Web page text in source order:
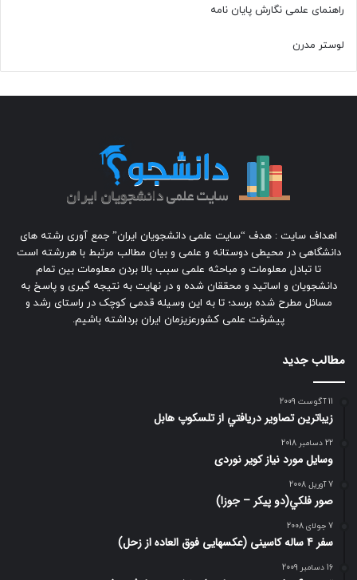
راهنمای علمی نگارش پایان نامه
لوستر مدرن
اهداف سایت : هدف “سایت علمی دانشجویان ایران” جمع آوری رشته های
دانشگاهی در محیطی دوستانه و علمی و بیان مطالب مرتبط با هررشته است
تا تبادل معلومات و مباحثه علمی سبب بالا بردن معلومات بین تمام
دانشجویان و اساتید و محققان شده و در نهایت به نتیجه گیری و پاسخ به
مسائل مطرح شده برسد؛ تا به این وسیله قدمی کوچک در راستای رشد و
پیشرفت علمی کشورعزیزمان ایران برداشته باشیم.
مطالب جدید
11 آگوست 2009
زيباترين تصاوير دريافتي از تلسكوپ هابل
22 دسامبر 2018
وسایل مورد نیاز کویر نوردی
7 آوریل 2008
صور فلكي(دو پیکر – جوزا)
7 جولای 2008
سفر 4 ساله کاسینی (عکسهایی فوق العاده از زحل)
16 دسامبر 2009